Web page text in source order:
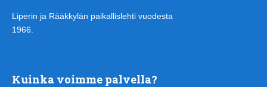
Liperin ja Rääkkylän paikallislehti vuodesta
1966.
Kuinka voimme palvella?